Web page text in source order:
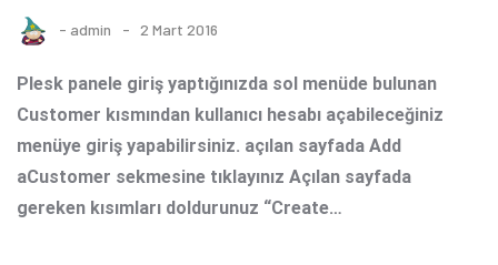
- admin 2 Mart 2016
Plesk panele giriş yaptığınızda sol menüde bulunan
Customer kısmından kullanıcı hesabı açabileceğiniz
menüye giriş yapabilirsiniz. açılan sayfada Add
aCustomer sekmesine tıklayınız Açılan sayfada
gereken kısımları doldurunuz “Create…